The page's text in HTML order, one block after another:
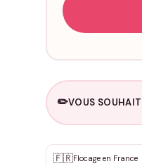
✏️VOUS
✨
🇫🇷Flocage en France